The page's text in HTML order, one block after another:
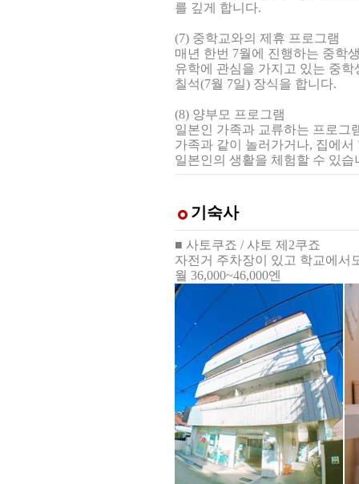
를 깊게 합니다.
(7) 중학교와의 제휴 프로그램
매년 한번 7월에 진행하는 중학
유학에 관심을 가지고 있는 중
칠석(7월 7일) 장식을 합니다.
(8) 양부모 프로그램
일본인 가족과 교류하는 프로그
가족과 같이 놀러가거나, 집에
일본인의 생활을 체험할 수 있
기숙사
■ 사토쿠죠 / 샤토 제2쿠죠
자전거 주차장이 있고 학교에서
월 36,000~46,000엔